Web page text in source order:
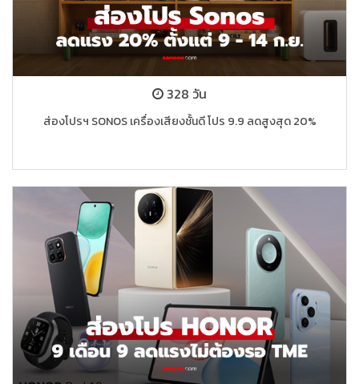
328 วัน
ส่องโปรฯ SONOS เครื่องเสียงชั้นดี โปร 9.9 ลดสูงสุด 20%